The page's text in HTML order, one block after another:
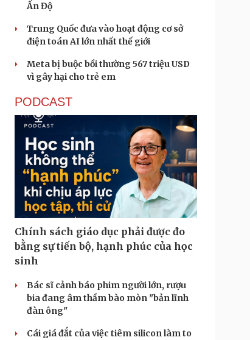
Ấn Độ
Trung Quốc đưa vào hoạt động cơ sở
điện toán AI lớn nhất thế giới
Meta bị buộc bồi thường 567 triệu USD
vì gây hại cho trẻ em
PODCAST
Chính sách giáo dục phải được đo
bằng sự tiến bộ, hạnh phúc của học
sinh
Bác sĩ cảnh báo phim người lớn, rượu
bia đang âm thầm bào mòn "bản lĩnh
đàn ông"
Cái giá đắt của việc tiêm silicon làm to